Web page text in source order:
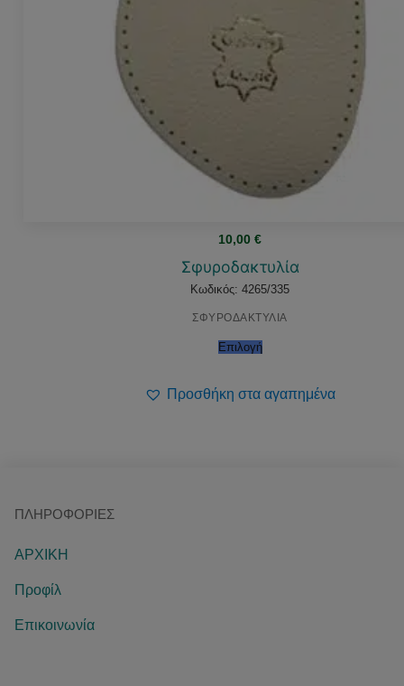
10,00 €
Σφυροδακτυλία
Κωδικός: 4265/335
ΣΦΥΡΟΔΑΚΤΥΛΙΑ
Επιλογή
Προσθήκη στα αγαπημένα
ΠΛΗΡΟΦΟΡΊΕΣ
ΑΡΧΙΚΗ
Προφίλ
Επικοινωνία